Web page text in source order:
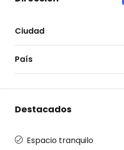
Ciudad
País
Destacados
Espacio tranquilo